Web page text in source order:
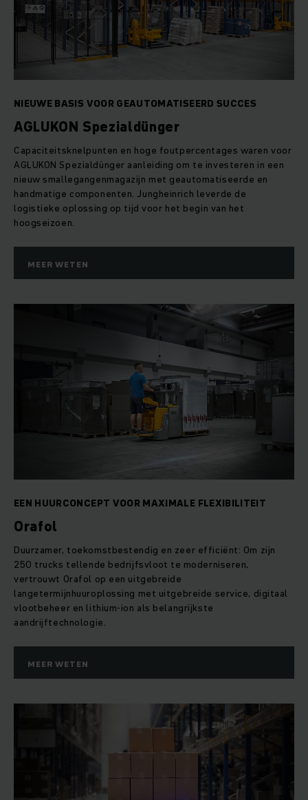
NIEUWE BASIS VOOR GEAUTOMATISEERD SUCCES
AGLUKON Spezialdünger
Capaciteitsknelpunten en hoge foutpercentages waren voor
AGLUKON Spezialdünger aanleiding om te investeren in een
nieuw smallegangenmagazijn met geautomatiseerde en
handmatige componenten. Jungheinrich leverde de
logistieke oplossing op tijd voor het begin van het
hoogseizoen.
MEER WETEN
EEN HUURCONCEPT VOOR MAXIMALE FLEXIBILITEIT
Orafol
Duurzamer, toekomstbestendig en zeer efficiënt: Om zijn
250 trucks tellende bedrijfsvloot te moderniseren,
vertrouwt Orafol op een uitgebreide
langetermijnhuuroplossing met uitgebreide service, digitaal
vlootbeheer en lithium-ion als belangrijkste
aandrijftechnologie.
MEER WETEN